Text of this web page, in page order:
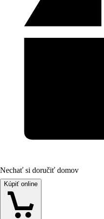
Nechať si doručiť domov
Kúpiť online